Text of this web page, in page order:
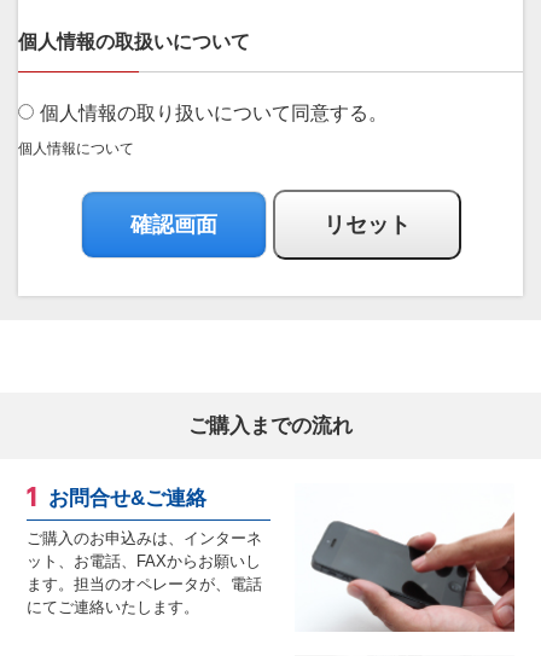
個人情報の取扱いについて
個人情報の取り扱いについて同意する。
個人情報について
ご購入までの流れ
お問合せ&ご連絡
ご購入のお申込みは、インターネ
ット、お電話、FAXからお願いし
ます。担当のオペレータが、電話
にてご連絡いたします。